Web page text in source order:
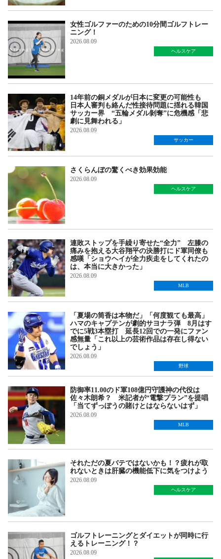
女性ゴルファーのための10分間ゴルフトレー
ニング！
2026.08.09
ヘルスケア
14年前の銅メダルが日本に変更の可能性も
日本人審判も絡んだ性接待問題に揺れる韓国
サッカー界 “五輪メダル剝奪”に危機感「悲
劇に見舞われる」
2026.08.09
サッカー
さくらんぼの驚くべき効果効能
2026.08.09
ヘルスケア
連敗ストップを手繰り寄せた“全力” 左膝の
痛みを抱える大谷翔平の決勝打にド軍同僚も
感嘆「ショウヘイが全力疾走をしてくれたの
は、本当に大きかった」
2026.08.09
MLB
「夏場の筒香は本物だ」「何度観ても最高」
ハマのキャプテンが劇的サヨナラ弾 8月はす
でに5戦3本塁打 延長12回での一発にファン
感無量「これ以上の芸術作品は存在し得ない
でしょう」
2026.08.09
野球
防御率11.00のド軍108億円守護神の代役は
佐々木朗希？ 米記者が“電撃プラン”を提唱
「当てずっぽうの賭けとはならないはず」
2026.08.09
MLB
それただの夏バテではないかも！？疲れが取
れないときは肝臓の機能低下に気をつけよう
2026.08.09
ヘルスケア
ゴルフトレーニングとダイエットが同時に行
えるトレーニング！？
2026.08.09